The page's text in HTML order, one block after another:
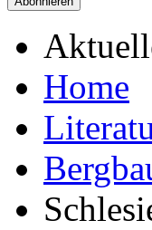
Home